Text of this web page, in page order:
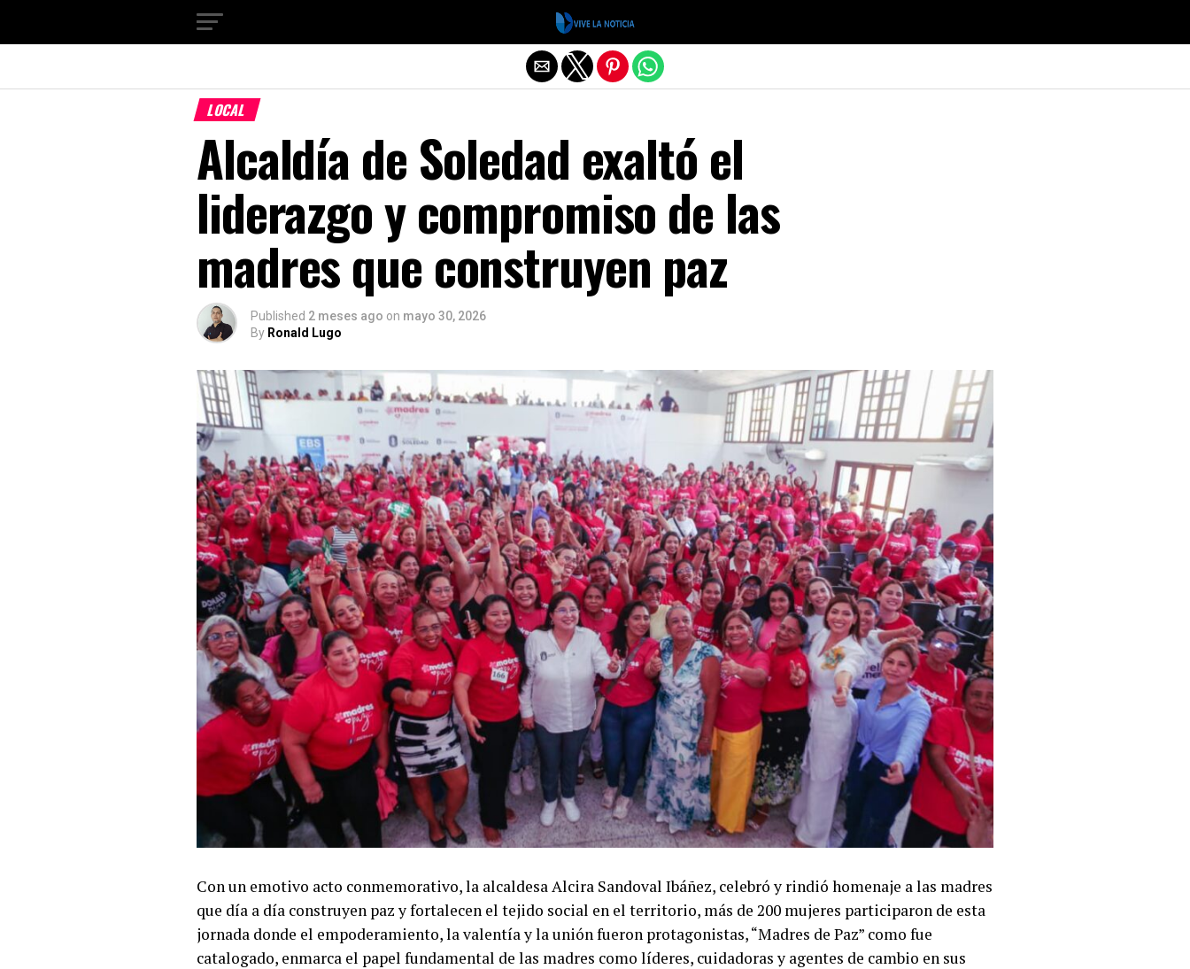
LOCAL
Alcaldía de Soledad exaltó el
liderazgo y compromiso de las
madres que construyen paz
Published 2 meses ago on mayo 30, 2026
By Ronald Lugo
Con un emotivo acto conmemorativo, la alcaldesa Alcira Sandoval Ibáñez, celebró y rindió homenaje a las madres
que día a día construyen paz y fortalecen el tejido social en el territorio, más de 200 mujeres participaron de esta
jornada donde el empoderamiento, la valentía y la unión fueron protagonistas, “Madres de Paz” como fue
catalogado, enmarca el papel fundamental de las madres como líderes, cuidadoras y agentes de cambio en sus
Salir de la versión móvil